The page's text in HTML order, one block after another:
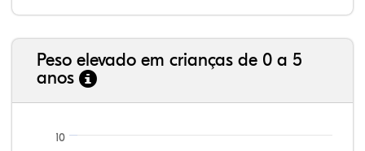
Peso elevado em crianças de 0 a 5
anos
10